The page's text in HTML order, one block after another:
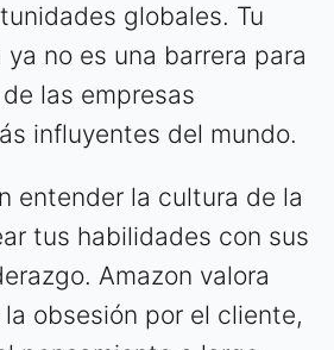
globales. Tu
no es una barrera para
las empresas
influyentes del mundo.
entender la cultura de la
tus habilidades con sus
Amazon valora
obsesión por el cliente,